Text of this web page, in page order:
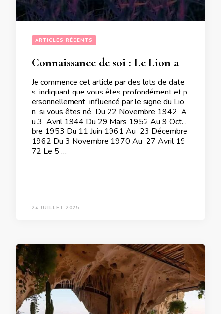
ARTICLES RÉCENTS
Connaissance de soi : Le Lion a une importance capitale suivant votre année de naissance
Je commence cet article par des lots de date
s indiquant que vous êtes profondément et p
ersonnellement influencé par le signe du Lio
n si vous êtes né Du 22 Novembre 1942 A
u 3 Avril 1944 Du 29 Mars 1952 Au 9 Octo
bre 1953 Du 11 Juin 1961 Au 23 Décembre
1962 Du 3 Novembre 1970 Au 27 Avril 19
72 Le 5 …
24 JUILLET 2025